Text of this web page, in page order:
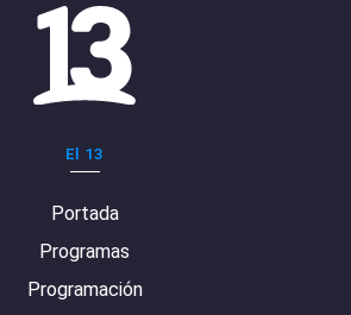
El 13
Portada
Programas
Programación